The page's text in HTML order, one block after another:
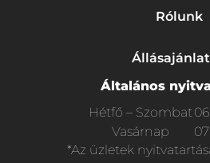
Rólunk
Általános
Hétfő – Szombat
Vasárnap
*Az üzletek